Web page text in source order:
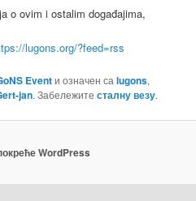
o ovim i ostalim događajima,
lugons.org/?feed=rss
Eventи означен саlugons,
jan. Забележитесталну везу.
WordPress